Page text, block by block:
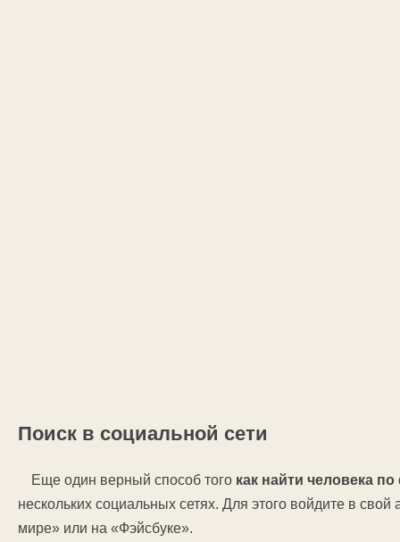
Поиск в социальной сети
Еще один верный способ того как найти человека
нескольких социальных сетях. Для этого войдите в
мире» или на «Фэйсбуке».